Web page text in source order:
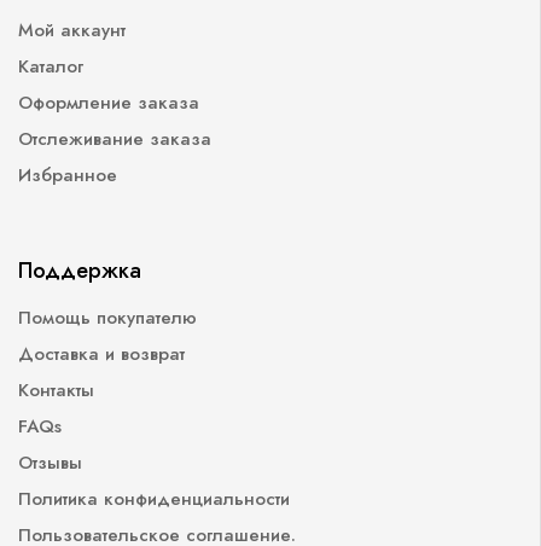
Мой аккаунт
Каталог
Оформление заказа
Отслеживание заказа
Избранное
Поддержка
Помощь покупателю
Доставка и возврат
Контакты
FAQs
Отзывы
Политика конфиденциальности
Пользовательское соглашение.